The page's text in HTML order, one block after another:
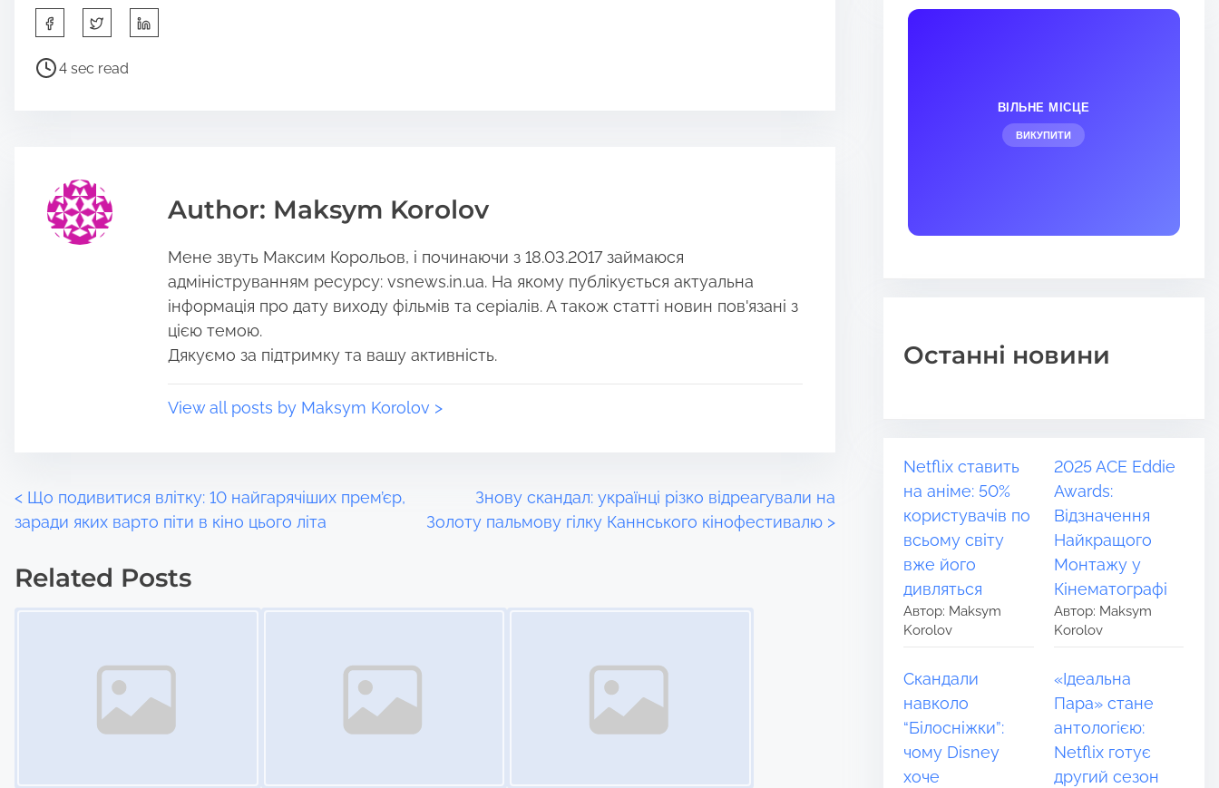
h
a
P
o
4 sec read
Author: Maksym Korolov
Мене звуть Максим Корольов, і починаючи з 18.03.2017 займаюся
адмініструванням ресурсу: vsnews.in.ua. На якому публікується актуальна
інформація про дату виходу фільмів та серіалів. А також статті новин пов'язані з
цією темою.
Дякуємо за підтримку та вашу активність.
View all posts by Maksym Korolov >
P
s
< Що подивитися влітку: 10 найгарячіших прем’єр,
заради яких варто піти в кіно цього літа
Знову скандал: українці різко відреагували на
Золоту пальмову гілку Каннського кінофестивалю >
Related Posts
ВІЛЬНЕ МІСЦЕ
ВИКУПИТИ
Останні новини
Netflix ставить
на аніме: 50%
користувачів по
всьому світу
вже його
дивляться
Автор: Maksym
Korolov
2025 ACE Eddie
Awards:
Відзначення
Найкращого
Монтажу у
Кінематографі
Автор: Maksym
Korolov
Скандали
навколо
“Білосніжки”:
чому Disney
хоче
«Ідеальна
Пара» стане
антологією:
Netflix готує
другий сезон